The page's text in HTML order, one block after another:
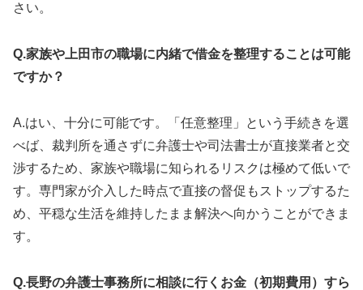
さい。
Q.家族や上田市の職場に内緒で借金を整理することは可能
ですか？
A.はい、十分に可能です。「任意整理」という手続きを選
べば、裁判所を通さずに弁護士や司法書士が直接業者と交
渉するため、家族や職場に知られるリスクは極めて低いで
す。専門家が介入した時点で直接の督促もストップするた
め、平穏な生活を維持したまま解決へ向かうことができま
す。
Q.長野の弁護士事務所に相談に行くお金（初期費用）すら